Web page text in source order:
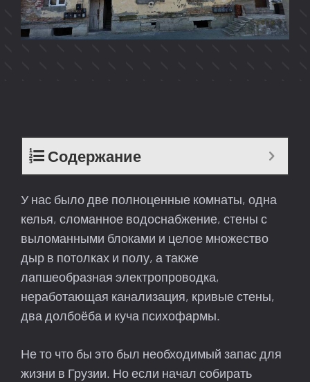
Содержание
У нас было две полноценные комнаты, одна
келья, сломанное водоснабжение, стены с
выломанными блоками и целое множество
дыр в потолках и полу, а также
лапшеобразная электропроводка,
неработающая канализация, кривые стены,
два долбоёба и куча психофармы.
Не то что бы это был необходимый запас для
жизни в Грузии. Но если начал собирать